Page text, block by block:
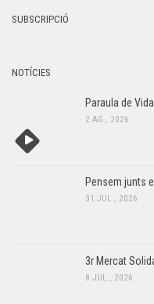
SUBSCRIPCIÓ
NOTÍCIES
Paraula de
2 AG., 2026
Pensem junts
31 JUL., 2026
3r Mercat
8 JUL., 2026